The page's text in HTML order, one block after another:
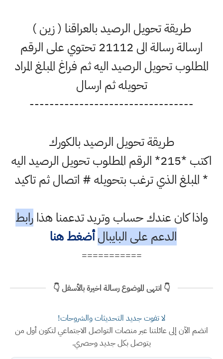
طريقة تحويل الرصيد بالعراقنا ( زين )
ارسالة رسالة الى 21112 تحتوي على الرقم
المطلوب تحويل الرصيد اليه ثم فراغ المبلغ المراد
تحويله ثم ارسال
---------------------------------
طريقة تحويل الرصيد بالكورك
اكتب *215* الرقم المطلوب تحويل الرصيد اليه
* المبلغ الذي ترغب بتحويله # اتصال ثم تاكيد
واذا كان عندك حساب وتريد تدعمنا هذارابط
الدعم على البايبال أضغط هنا
===========
👇 انتهى الموضوع رسالة اخيرة بالأسفل 👇
لا تفوت جديد التحديثات والشروحات!
انضم الآن إلى عائلتنا عبر منصات التواصل الاجتماعي لتكون أول من
يتوصل بكل جديد وحصري.